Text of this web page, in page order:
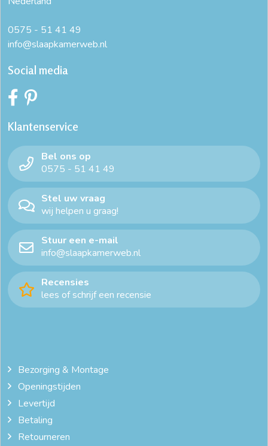
0575 - 51 41 49
info@slaapkamerweb.nl
Social media
Klantenservice
Bel ons op
0575 - 51 41 49
Stel uw vraag
wij helpen u graag!
Stuur een e-mail
info@slaapkamerweb.nl
Recensies
lees of schrijf een recensie
Bezorging & Montage
Openingstijden
Levertijd
Betaling
Retourneren